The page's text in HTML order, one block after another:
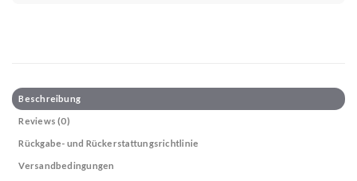
Beschreibung
Reviews (0)
Rückgabe- und Rückerstattungsrichtlinie
Versandbedingungen